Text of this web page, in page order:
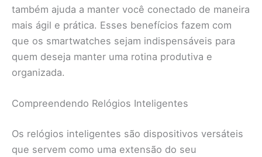
também ajuda a manter você conectado de maneira
mais ágil e prática. Esses benefícios fazem com
que os smartwatches sejam indispensáveis para
quem deseja manter uma rotina produtiva e
organizada.
Compreendendo Relógios Inteligentes
Os relógios inteligentes são dispositivos versáteis
que servem como uma extensão do seu